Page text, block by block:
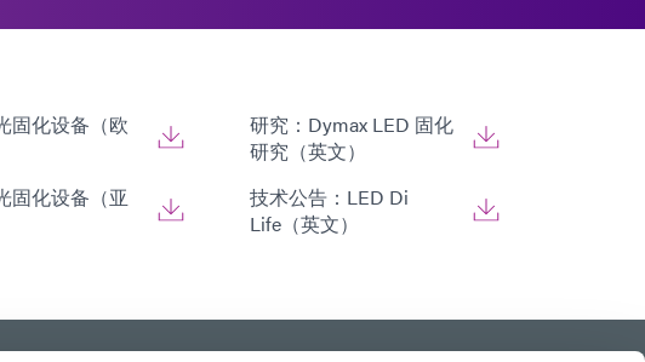
固化设备（欧
固化设备（亚
研究：Dymax LED 固化
研究（英文）
技术公告：LED Di
Life（英文）